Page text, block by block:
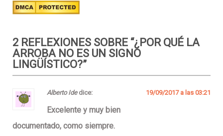
2 REFLEXIONES SOBRE “¿POR QUÉ LA
ARROBA NO ES UN SIGNO
LINGÜÍSTICO?”
Alberto Ide dice: 19/09/2017 a las 03:21
Excelente y muy bien
documentado, como siempre.